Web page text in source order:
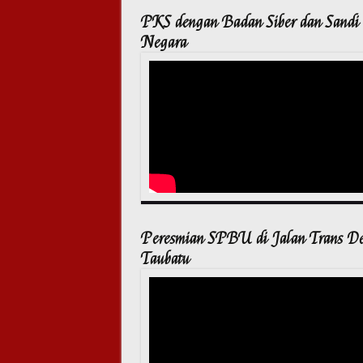
PKS dengan Badan Siber dan Sandi
Negara
Peresmian SPBU di Jalan Trans
Taubatu